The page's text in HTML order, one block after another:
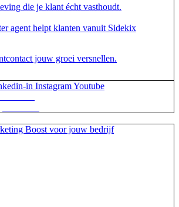
die je klant écht vasthoudt.
jouw groei versnellen.
in InstagramYoutube